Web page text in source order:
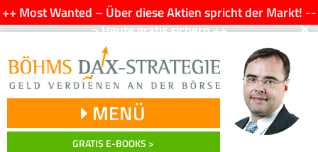
++ Most Wanted – Über diese Aktien spricht der Markt! --
> Heute gratis sichern ++
×
MENÜ
GRATIS E-BOOKS >